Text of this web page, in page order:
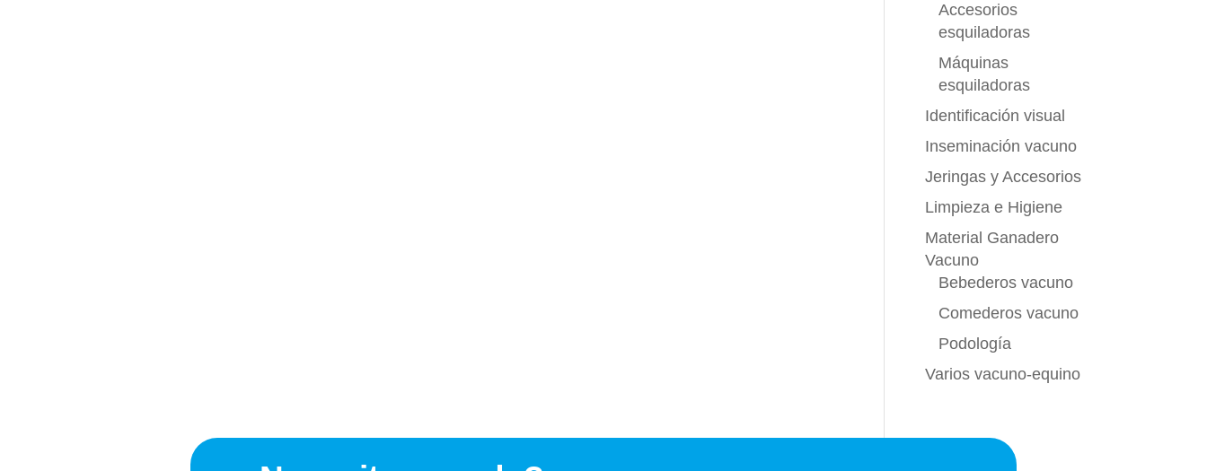
Accesorios
esquiladoras
Máquinas
esquiladoras
Identificación visual
Inseminación vacuno
Jeringas y Accesorios
Limpieza e Higiene
Material Ganadero
Vacuno
Bebederos vacuno
Comederos vacuno
Podología
Varios vacuno-equino